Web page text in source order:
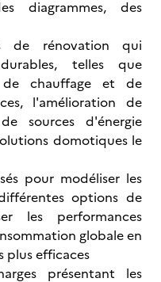
diagrammes, des
de rénovation qui
telles que
de chauffage et de
l'amélioration de
sources d'énergie
domotiques le
pour modéliser les
options de
les performances
globale en
plus efficaces
présentant les